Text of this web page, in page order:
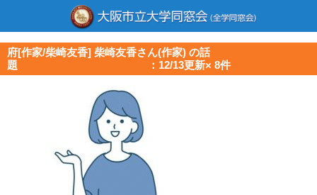
府[作家/柴崎友香] 柴崎友香さん(作家) の話
題 ：12/13更新× 8件